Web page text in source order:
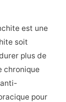
est une
soit
plus de
chronique
pour